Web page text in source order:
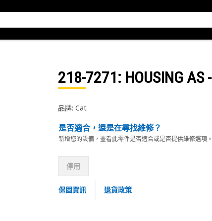
218-7271: HOUSING AS -
品牌: Cat
是否適合，還是在尋找維修？
新增您的設備，查看此零件是否適合或是否提供維修選項。
停用
保固資訊 退貨政策